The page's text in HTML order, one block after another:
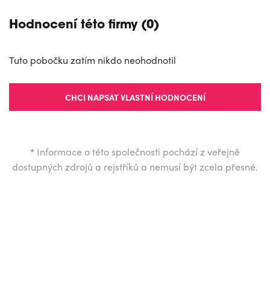
Hodnocení této firmy (0)
Tuto pobočku zatím nikdo neohodnotil
CHCI NAPSAT VLASTNÍ HODNOCENÍ
* Informace o této společnosti pochází z veřejně
dostupných zdrojů a rejstříků a nemusí být zcela přesné.